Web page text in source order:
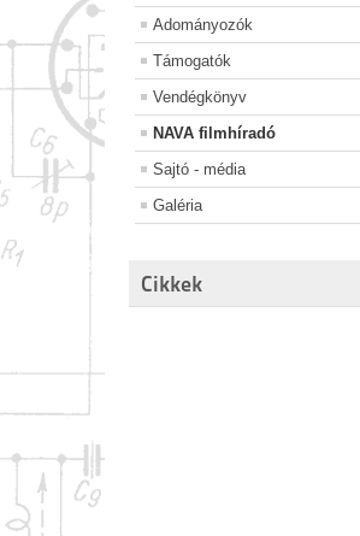
Adományozók
Támogatók
Vendégkönyv
NAVA filmhíradó
Sajtó - média
Galéria
Cikkek